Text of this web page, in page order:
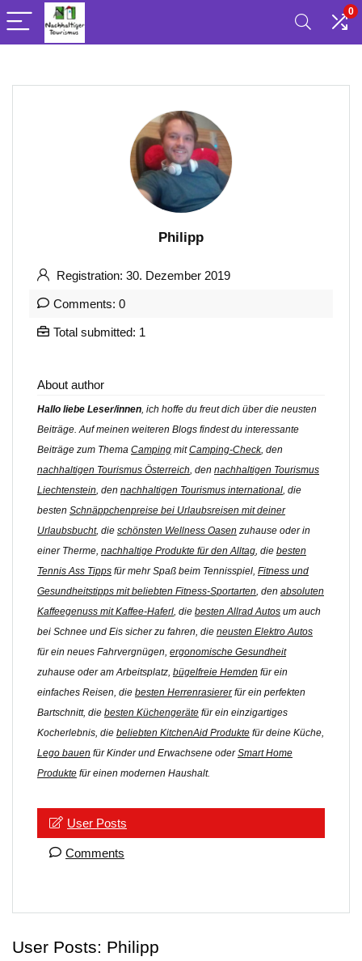
0
Philipp
Registration: 30. Dezember 2019
Comments: 0
Total submitted: 1
About author
Hallo liebe Leser/innen, ich hoffe du freut dich über die neusten
Beiträge. Auf meinen weiteren Blogs findest du interessante
Beiträge zum Thema Camping mitCamping-Check, den
nachhaltigen Tourismus Österreich, den nachhaltigen Tourismus
Liechtenstein, den nachhaltigen Tourismus international, die
besten Schnäppchenpreise bei Urlaubsreisen mit deiner
Urlaubsbucht, die schönsten Wellness Oasen zuhause oder in
einer Therme, nachhaltige Produkte für den Alltag, die besten
Tennis Ass Tipps für mehr Spaß beim Tennisspiel, Fitness und
Gesundheitstipps mit beliebten Fitness-Sportarten, den absoluten
Kaffeegenuss mit Kaffee-Haferl, die besten Allrad Autos um auch
bei Schnee und Eis sicher zu fahren, die neusten Elektro Autos
für ein neues Fahrvergnügen, ergonomische Gesundheit
zuhause oder am Arbeitsplatz, bügelfreie Hemden für ein
einfaches Reisen, die besten Herrenrasiererfür ein perfekten
Bartschnitt, die besten Küchengeräte für ein einzigartiges
Kocherlebnis, die beliebten KitchenAid Produkte für deine Küche,
Lego bauen für Kinder und Erwachsene oderSmart Home
Produkte für einen modernen Haushalt.
User Posts
Comments
User Posts: Philipp